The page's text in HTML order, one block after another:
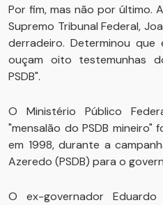
Por fim, mas não por último.
Supremo Tribunal Federal,
derradeiro. Determinou
ouçam oito testemunhas
PSDB".
O Ministério Público
"mensalão do PSDB mineiro"
em 1998, durante a
Azeredo (PSDB) para o
O ex-governador